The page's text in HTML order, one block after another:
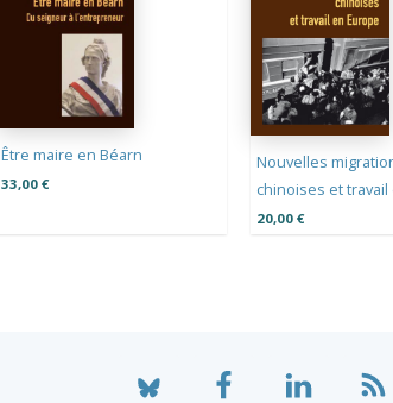
Être maire en Béarn
33,00 €
Nouvelles
chinoises et travail
20,00 €